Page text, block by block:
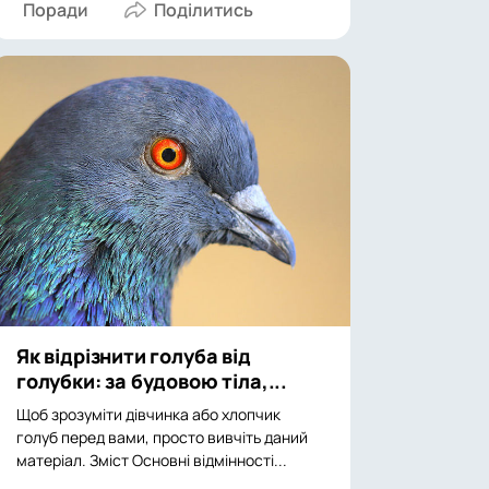
Поради
Як відрізнити голуба від
голубки: за будовою тіла,...
Щоб зрозуміти дівчинка або хлопчик
голуб перед вами, просто вивчіть даний
матеріал. Зміст Основні відмінності...